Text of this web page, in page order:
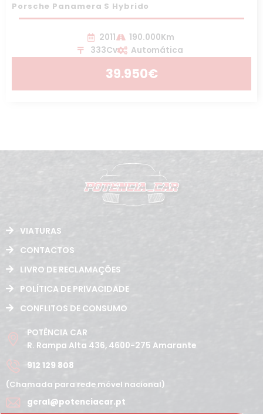
Porsche Panamera S Hybrido
2011
190.000Km
333Cv
Automática
39.950€
VIATURAS
CONTACTOS
LIVRO DE RECLAMAÇÕES
POLÍTICA DE PRIVACIDADE
CONFLITOS DE CONSUMO
POTÊNCIA CAR
R. Rampa Alta 436, 4600-275 Amarante
912 129 808
(Chamada para rede móvel nacional)
geral@potenciacar.pt